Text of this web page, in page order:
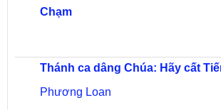
Chạm
Thánh ca dâng Chúa: Hãy cất
Phương Loan